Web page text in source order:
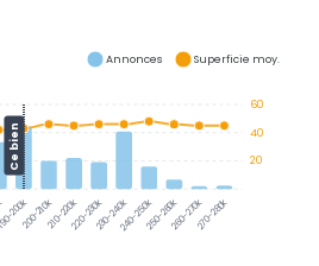
200k200-210k210-220k220-230k230-240k240-250k250-260k260-270k270-280k
Ce bien
60
40
20
Annonces Superficie moy.